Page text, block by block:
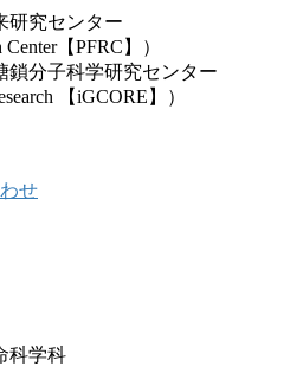
研究センター
Center【PFRC】）
鎖分子科学研究センター
【iGCORE】）
せ
科学科